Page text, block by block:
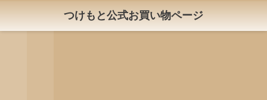
つけもと公式お買い物ページ